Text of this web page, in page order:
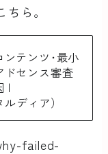
ら。
テンツ･最小
ドセンス審査
|
ディア）
failed-